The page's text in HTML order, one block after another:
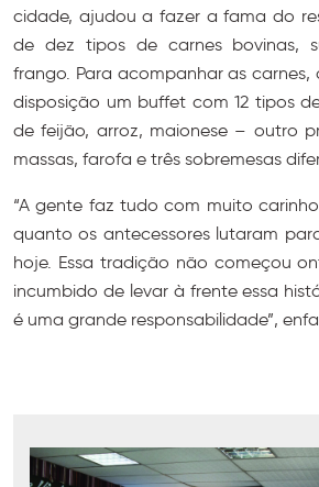
cidade, ajudou a fazer a fama do
de dez tipos de carnes bovinas,
frango. Para acompanhar as
disposição um buffet com 12 tipos
de feijão, arroz, maionese – outro
massas, farofa e três sobremesas
“A gente faz tudo com muito
quanto os antecessores lutaram
hoje. Essa tradição não começou
incumbido de levar à frente essa
é uma grande responsabilidade”,